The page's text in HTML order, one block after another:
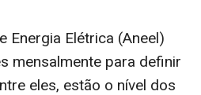
Energia Elétrica (Aneel)
mensalmente para definir
eles, estão o nível dos